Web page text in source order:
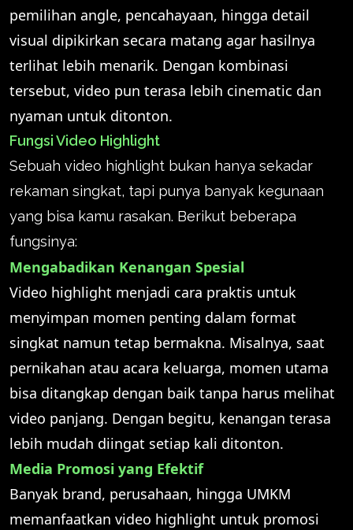
pemilihan angle, pencahayaan, hingga detail
visual dipikirkan secara matang agar hasilnya
terlihat lebih menarik. Dengan kombinasi
tersebut, video pun terasa lebih cinematic dan
nyaman untuk ditonton.
Fungsi Video Highlight
Sebuah video highlight bukan hanya sekadar
rekaman singkat, tapi punya banyak kegunaan
yang bisa kamu rasakan. Berikut beberapa
fungsinya:
Mengabadikan Kenangan Spesial
Video highlight menjadi cara praktis untuk
menyimpan momen penting dalam format
singkat namun tetap bermakna. Misalnya, saat
pernikahan atau acara keluarga, momen utama
bisa ditangkap dengan baik tanpa harus melihat
video panjang. Dengan begitu, kenangan terasa
lebih mudah diingat setiap kali ditonton.
Media Promosi yang Efektif
Banyak brand, perusahaan, hingga UMKM
memanfaatkan video highlight untuk promosi